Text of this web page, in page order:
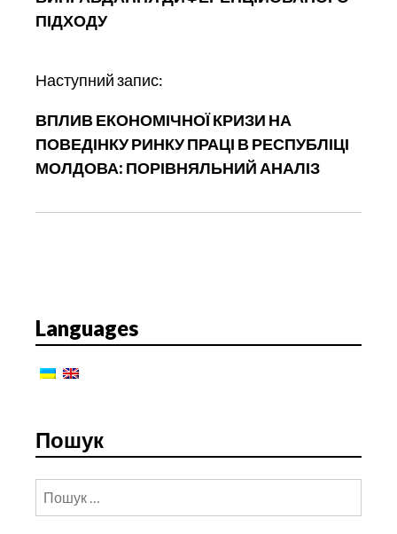
г
а
і
п
о
з
п
ПІДХОДУ
Наступний запис:
ВПЛИВ ЕКОНОМІЧНОЇ КРИЗИ НА
ПОВЕДІНКУ РИНКУ ПРАЦІ В РЕСПУБЛІЦІ
МОЛДОВА: ПОРІВНЯЛЬНИЙ АНАЛІЗ
Languages
Пошук
Пошук: